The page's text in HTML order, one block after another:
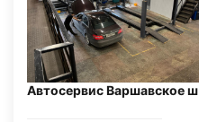
Автосервис Варшавское ш